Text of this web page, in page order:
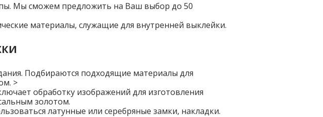
Мы сможем предложить на Ваш выбор до 50
материалы, служащие для внутренней выклейки.
Подбираются подходящие материалы для
>
обработку изображений для изготовления
золотом.
латунные или серебряные замки, накладки.